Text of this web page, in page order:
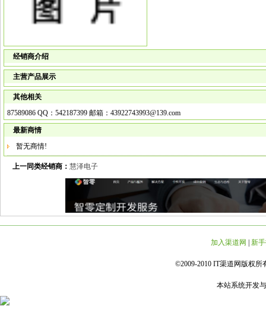
经销商介绍
主营产品展示
其他相关
87589086 QQ：542187399 邮箱：43922743993@139.com
最新商情
暂无商情!
上一同类经销商： 慧泽电子
加入渠道网 新
©2009-2010 IT渠道网版权所
本站系统开发